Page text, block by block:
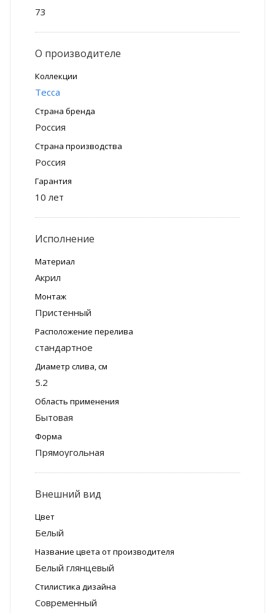
73
О производителе
Коллекции
Тесса
Страна бренда
Россия
Страна производства
Россия
Гарантия
10 лет
Исполнение
Материал
Акрил
Монтаж
Пристенный
Расположение перелива
стандартное
Диаметр слива, см
5.2
Область применения
Бытовая
Форма
Прямоугольная
Внешний вид
Цвет
Белый
Название цвета от производителя
Белый глянцевый
Стилистика дизайна
Современный